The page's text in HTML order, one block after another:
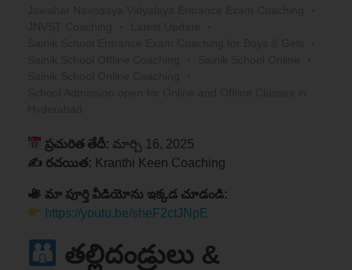
ప్రచురిత తేదీ: మార్చి 16, 2025
✍️ రచయిత: Kranthi Keen Coaching
మా పూర్తి వీడియోను ఇక్కడ చూడండి:
https://youtu.be/sheF2ctJNpE
తల్లిదండ్రులు &